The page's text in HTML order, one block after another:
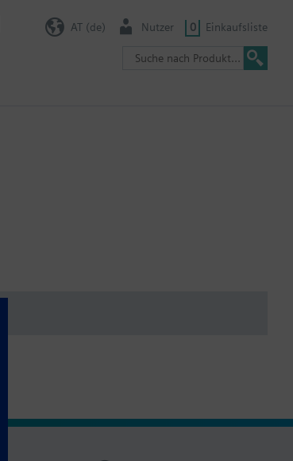
AT (de) Nutzer 0 Einkaufsliste